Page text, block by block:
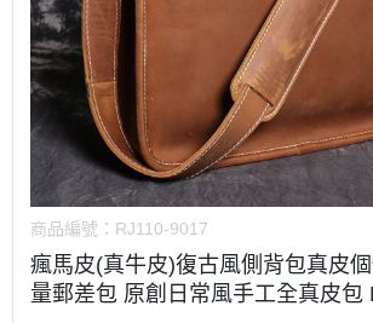
商品編號： RJ110-9017
瘋馬皮(真牛皮)復古風側背包真皮
量郵差包 原創日常風手工全真皮包